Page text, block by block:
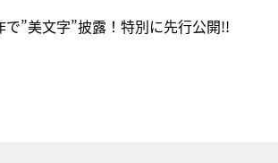
”美文字”披露！特別に先行公開!!